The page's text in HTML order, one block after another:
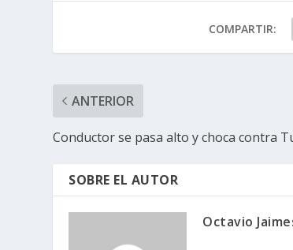
COMPARTIR:
ANTERIOR
Conductor se pasa alto y choca contra
SOBRE EL AUTOR
Octavio